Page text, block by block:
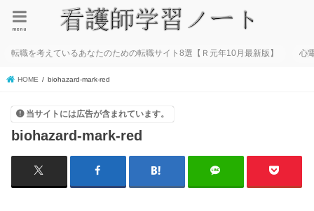
menu
転職を考えているあなたのための転職サイト8選【Ｒ元年10月最新版】 心
HOME biohazard-mark-red
当サイトには広告が含まれています。
biohazard-mark-red